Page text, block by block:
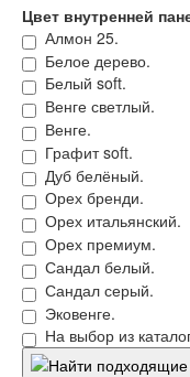
заказ
Цвет внутренней
Алмон 25.
Белое дерево.
Белый soft.
Венге светлый.
Венге.
Графит soft.
Дуб белёный.
Орех бренди.
Орех итальянский.
Орех премиум.
Сандал белый.
Сандал серый.
Эковенге.
На выбор из